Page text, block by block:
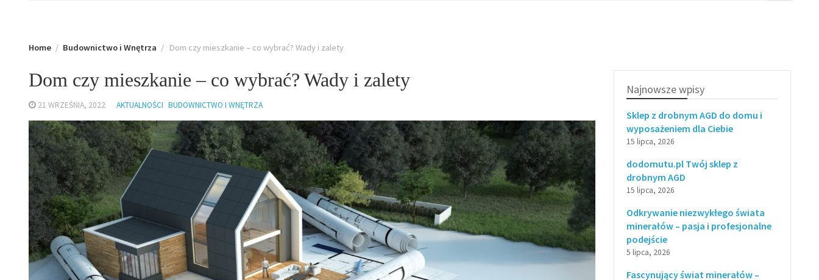
Home Budownictwo i Wnętrza Dom czy mieszkanie – co wybrać? Wady i zalety
Dom czy mieszkanie – co wybrać? Wady i zalety
21 WRZEŚNIA, 2022 AKTUALNOŚCI BUDOWNICTWO I WNĘTRZA
Najnowsze wpisy
Sklep z drobnym AGD do domu i
wyposażeniem dla Ciebie
15 lipca, 2026
dodomutu.pl Twój sklep z
drobnym AGD
15 lipca, 2026
Odkrywanie niezwykłego świata
minerałów – pasja i profesjonalne
podejście
5 lipca, 2026
Fascynujący świat minerałów –